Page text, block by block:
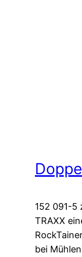
152 091-5
TRAXX
bei